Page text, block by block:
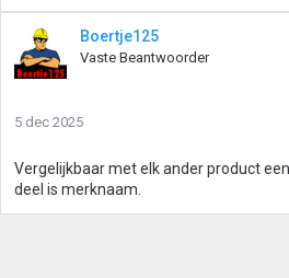
Boertje125
Vaste Beantwoorder
5 dec 2025
Vergelijkbaar met elk ander product
deel is merknaam.